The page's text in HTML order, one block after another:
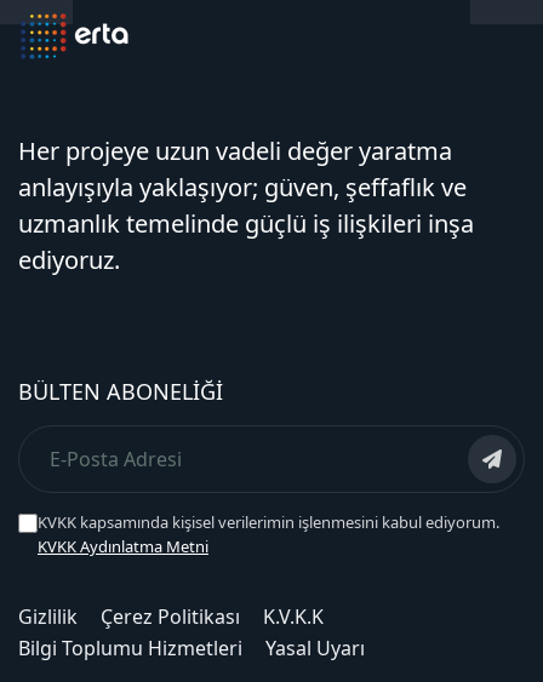
Her projeye uzun vadeli değer yaratma
anlayışıyla yaklaşıyor; güven, şeffaflık ve
uzmanlık temelinde güçlü iş ilişkileri inşa
ediyoruz.
BÜLTEN ABONELIĞI
KVKK kapsamında kişisel verilerimin işlenmesini kabul ediyorum.
KVKK Aydınlatma Metni
Gizlilik Çerez Politikası
K.V.K.K
Bilgi Toplumu Hizmetleri
Yasal Uyarı